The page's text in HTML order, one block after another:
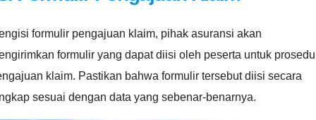
formulir pengajuan klaim, pihak asuransi akan
formulir yang dapat diisi oleh peserta untuk
klaim. Pastikan bahwa formulir tersebut diisi secara
sesuai dengan data yang sebenar-benarnya.